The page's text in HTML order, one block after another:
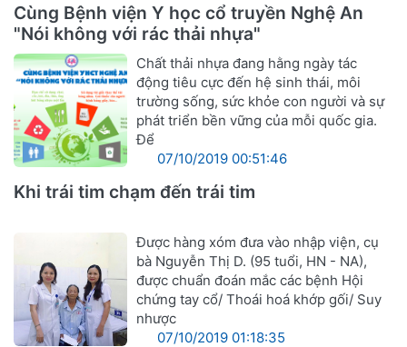
Cùng Bệnh viện Y học cổ truyền Nghệ An
"Nói không với rác thải nhựa"
Chất thải nhựa đang hằng ngày tác
động tiêu cực đến hệ sinh thái, môi
trường sống, sức khỏe con người và sự
phát triển bền vững của mỗi quốc gia.
Để
07/10/2019 00:51:46
Khi trái tim chạm đến trái tim
Được hàng xóm đưa vào nhập viện, cụ
bà Nguyễn Thị D. (95 tuổi, HN - NA),
được chuẩn đoán mắc các bệnh Hội
chứng tay cổ/ Thoái hoá khớp gối/ Suy
nhược
07/10/2019 01:18:35